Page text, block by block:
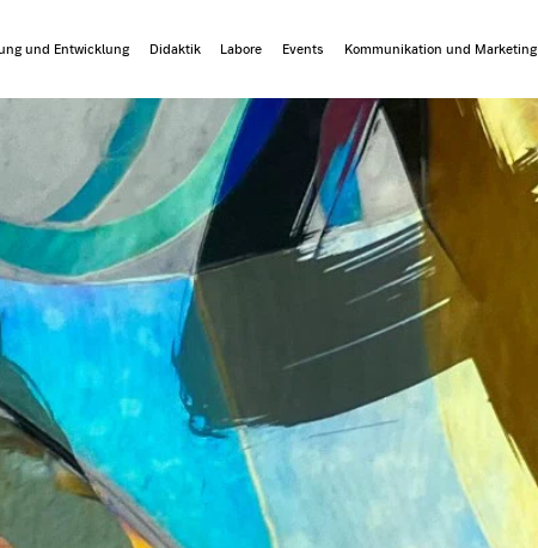
und Entwicklung Didaktik Labore Events Kommunikation und Marketing